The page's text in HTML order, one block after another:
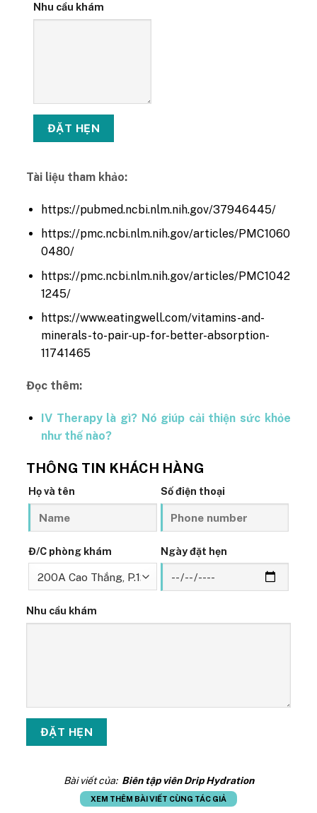
Nhu cầu khám
Tài liệu tham khảo:
https://pubmed.ncbi.nlm.nih.gov/37946445/
https://pmc.ncbi.nlm.nih.gov/articles/PMC1060
0480/
https://pmc.ncbi.nlm.nih.gov/articles/PMC1042
1245/
https://www.eatingwell.com/vitamins-and-
minerals-to-pair-up-for-better-absorption-
11741465
Đọc thêm:
IV Therapy là gì? Nó giúp cải thiện sức khỏe
như thế nào?
THÔNG TIN KHÁCH HÀNG
Họ và tên Số điện thoại
Đ/C phòng khám Ngày đặt hẹn
Nhu cầu khám
Bài viết của: Biên tập viên Drip Hydration
XEM THÊM BÀI VIẾT CÙNG TÁC GIẢ